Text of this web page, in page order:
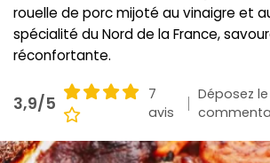
Connexion
rouelle de porc mijoté au vinaigre et
spécialité du Nord de la France,
réconfortante.
3,9/5
7
avis
Déposez